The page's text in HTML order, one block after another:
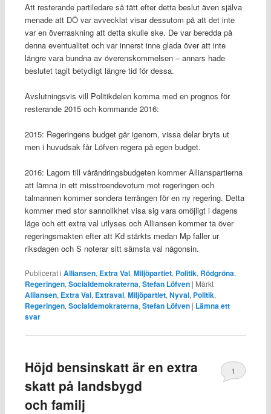
Att resterande partiledare så tätt efter detta beslut även själva
menade att DÖ var avvecklat visar dessutom på att det inte
var en överraskning att detta skulle ske. De var beredda på
denna eventualitet och var innerst inne glada över att inte
längre vara bundna av överenskommelsen – annars hade
beslutet tagit betydligt längre tid för dessa.
Avslutningsvis vill Politikdelen komma med en prognos för
resterande 2015 och kommande 2016:
2015: Regeringens budget går igenom, vissa delar bryts ut
men i huvudsak får Löfven regera på egen budget.
2016: Lagom till vårändringsbudgeten kommer Allianspartierna
att lämna in ett misstroendevotum mot regeringen och
talmannen kommer sondera terrängen för en ny regering. Detta
kommer med stor sannolikhet visa sig vara omöjligt i dagens
läge och ett extra val utlyses och Alliansen kommer ta över
regeringsmakten efter att Kd stärkts medan Mp faller ur
riksdagen och S noterar sitt sämsta val någonsin.
Publicerat i Alliansen, Extra Val, Miljöpartiet, Politik, Rödgröna,
Regeringen, Socialdemokraterna, Stefan Löfven | Märkt
Alliansen, Extra Val, Extraval, Miljöpartiet, Nyval, Politik,
Regeringen, Socialdemokraterna, Stefan Löfven | Lämna ett
svar
Höjd bensinskatt är en extra
skatt på landsbygd
och familj
1